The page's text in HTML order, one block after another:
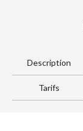
Description
Tarifs